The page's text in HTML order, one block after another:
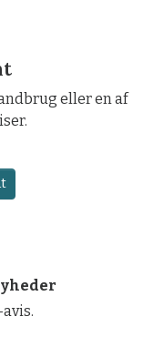
eller en af